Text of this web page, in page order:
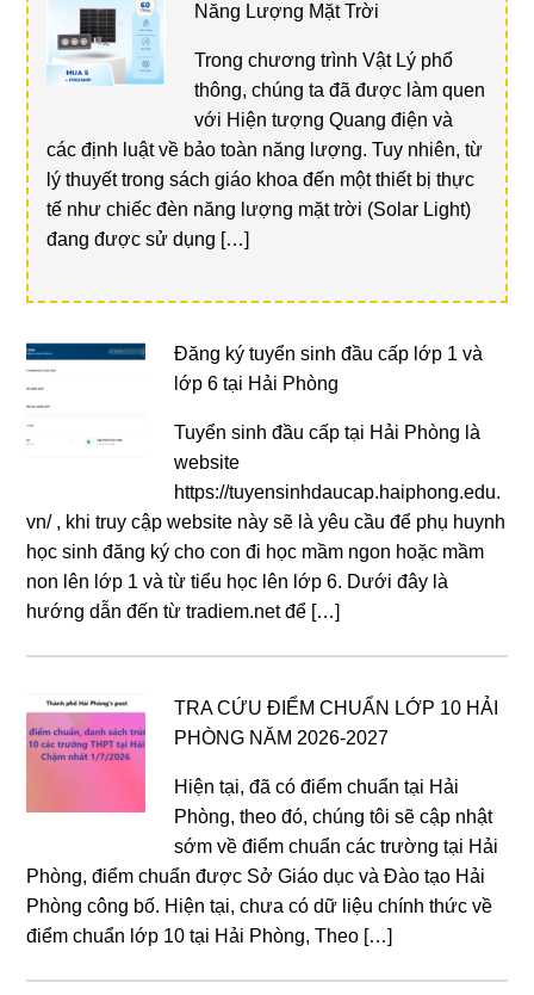
Năng Lượng Mặt Trời
Trong chương trình Vật Lý phổ
thông, chúng ta đã được làm quen
với Hiện tượng Quang điện và
các định luật về bảo toàn năng lượng. Tuy nhiên, từ
lý thuyết trong sách giáo khoa đến một thiết bị thực
tế như chiếc đèn năng lượng mặt trời (Solar Light)
đang được sử dụng […]
Đăng ký tuyển sinh đầu cấp lớp 1 và
lớp 6 tại Hải Phòng
Tuyển sinh đầu cấp tại Hải Phòng là
website
https://tuyensinhdaucap.haiphong.edu.
vn/ , khi truy cập website này sẽ là yêu cầu để phụ huynh
học sinh đăng ký cho con đi học mầm ngon hoặc mầm
non lên lớp 1 và từ tiểu học lên lớp 6. Dưới đây là
hướng dẫn đến từ tradiem.net để […]
TRA CỨU ĐIỂM CHUẨN LỚP 10 HẢI
PHÒNG NĂM 2026-2027
Hiện tại, đã có điểm chuẩn tại Hải
Phòng, theo đó, chúng tôi sẽ cập nhật
sớm về điểm chuẩn các trường tại Hải
Phòng, điểm chuẩn được Sở Giáo dục và Đào tạo Hải
Phòng công bố. Hiện tại, chưa có dữ liệu chính thức về
điểm chuẩn lớp 10 tại Hải Phòng, Theo […]